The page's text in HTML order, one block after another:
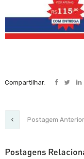
Compartilhar:
Postagem Anterior
Postagens